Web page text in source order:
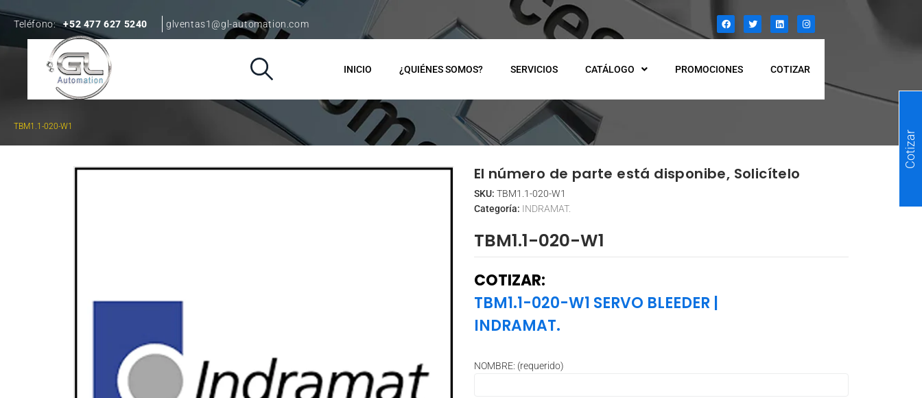
Teléfono: +52 477 627 5240 glventas1@gl-automation.com
INICIO ¿QUIÉNES SOMOS? SERVICIOS CATÁLOGO PROMOCIONES COTIZAR
TBM1.1-020-W1
El número de parte está disponibe, Solicítelo
SKU: TBM1.1-020-W1
Categoría: INDRAMAT.
TBM1.1-020-W1
COTIZAR:
TBM1.1-020-W1 SERVO BLEEDER |
INDRAMAT.
NOMBRE: (requerido)
Cotizar